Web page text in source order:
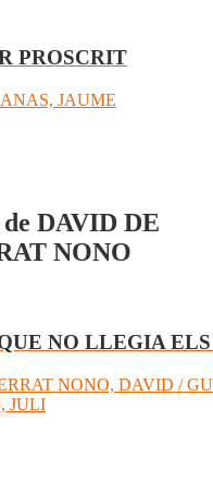
PROSCRIT
JAUME
DAVID DE
NONO
NO LLEGIA
NONO, DAVID /
JULI